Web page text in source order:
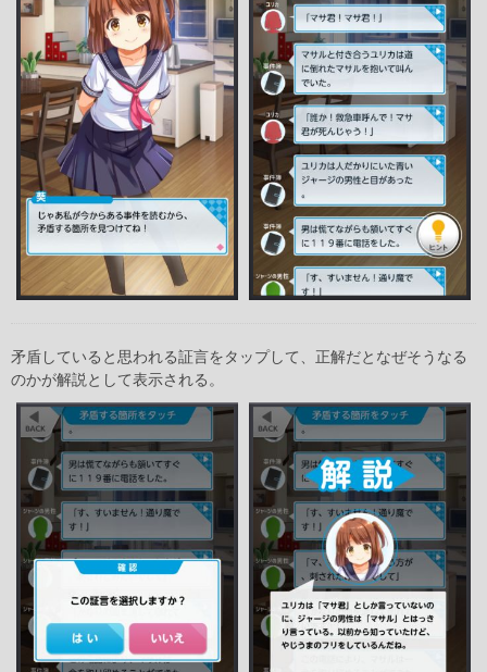
矛盾していると思われる証言をタップして、正解だとなぜそうなる
のかが解説として表示される。